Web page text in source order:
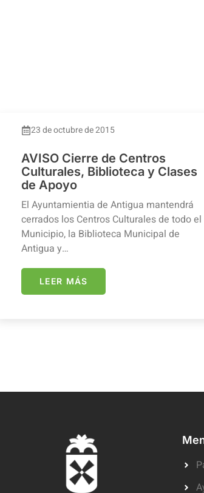
23 de octubre de 2015
AVISO Cierre de Centros
Culturales, Biblioteca y Clases
de Apoyo
El Ayuntamientia de Antigua mantendrá
cerrados los Centros Culturales de todo el
Municipio, la Biblioteca Municipal de
Antigua y…
LEER MÁS